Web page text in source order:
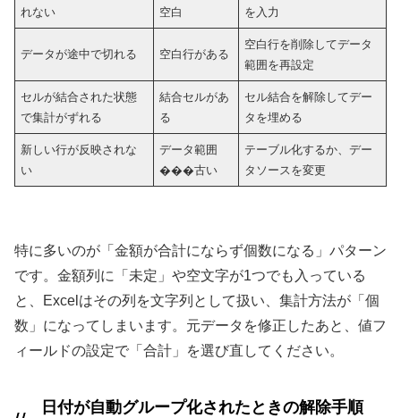
れない
空白
を入力
データが途中で切れる 空白行がある
空白行を削除してデータ
範囲を再設定
セルが結合された状態
で集計がずれる
結合セルがあ
る
セル結合を解除してデー
タを埋める
新しい行が反映されな
い
データ範囲
���古い
テーブル化するか、デー
タソースを変更
特に多いのが「金額が合計にならず個数になる」パターン
です。金額列に「未定」や空文字が1つでも入っている
と、Excelはその列を文字列として扱い、集計方法が「個
数」になってしまいます。元データを修正したあと、値フ
ィールドの設定で「合計」を選び直してください。
日付が自動グループ化されたときの解除手順